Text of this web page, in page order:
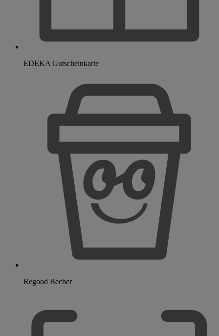
EDEKA Gutscheinkarte
Regood Becher